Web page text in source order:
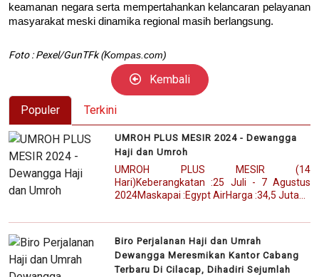
keamanan negara serta mempertahankan kelancaran pelayanan
masyarakat meski dinamika regional masih berlangsung.
Foto : Pexel/GunTFk (Kompas.com)
Kembali
Populer Terkini
UMROH PLUS MESIR 2024 - Dewangga
Haji dan Umroh
UMROH PLUS MESIR (14
Hari)Keberangkatan :25 Juli - 7 Agustus
2024Maskapai :Egypt AirHarga :34,5 Juta...
Biro Perjalanan Haji dan Umrah
Dewangga Meresmikan Kantor Cabang
Terbaru Di Cilacap, Dihadiri Sejumlah